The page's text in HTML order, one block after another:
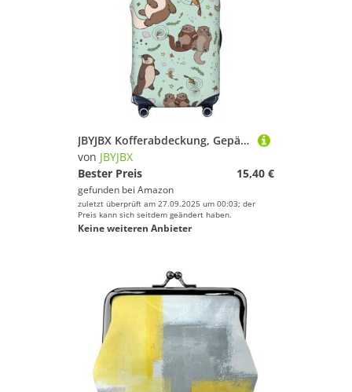
JBYJBX Kofferabdeckung, Gepäckschutz, waschbar, elastisch, modisch, Reiseausrüstung, Motiv: Otters, Schwarz, Small
von JBYJBX
Bester Preis
15,40 €
gefunden bei Amazon
zuletzt überprüft am 27.09.2025 um 00:03; der
Preis kann sich seitdem geändert haben.
Keine weiteren Anbieter